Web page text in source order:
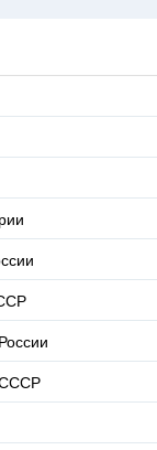
СССР